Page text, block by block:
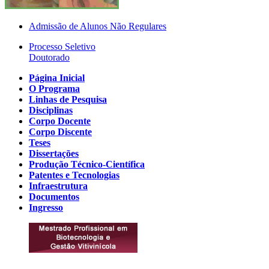
Admissão de Alunos Não Regulares
Processo Seletivo
Doutorado
Página Inicial
O Programa
Linhas de Pesquisa
Disciplinas
Corpo Docente
Corpo Discente
Teses
Dissertações
Produção Técnico-Científica
Patentes e Tecnologias
Infraestrutura
Documentos
Ingresso